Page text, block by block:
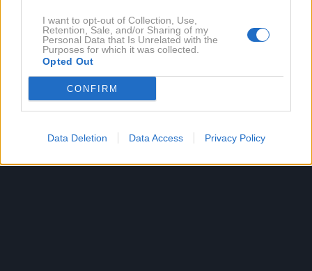
I want to opt-out of Collection, Use,
Retention, Sale, and/or Sharing of my
Personal Data that Is Unrelated with the
Purposes for which it was collected.
Opted Out
CONFIRM
Data Deletion Data Access Privacy Policy
2 / 2